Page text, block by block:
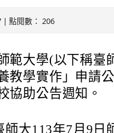
| 點閱數： 206
範大學(以下稱臺
教學實作」申請
協助公告週知。
師大113年7月9日